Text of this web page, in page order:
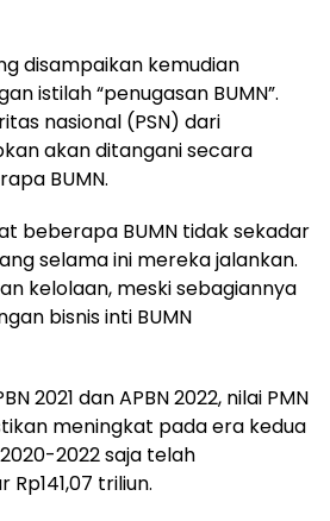
disampaikan kemudian
istilah “penugasan BUMN”.
nasional (PSN) dari
akan ditangani secara
BUMN.
beberapa BUMN tidak sekadar
selama ini mereka jalankan.
kelolaan, meski sebagiannya
bisnis inti BUMN
2021 dan APBN 2022, nilai PMN
meningkat pada era kedua
2022 saja telah
triliun.